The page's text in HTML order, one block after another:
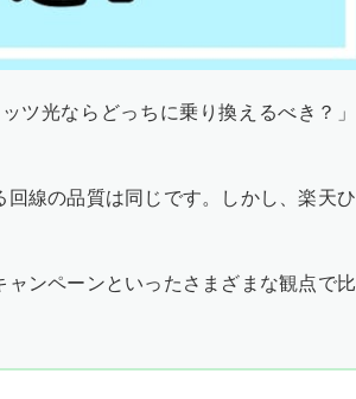
ツ光ならどっちに乗り換えるべき？」
線の品質は同じです。しかし、楽天ひ
ンペーンといったさまざまな観点で比